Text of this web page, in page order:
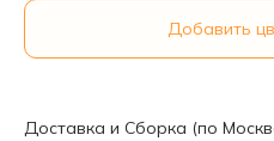
Добавить
Доставка и Сборка (по